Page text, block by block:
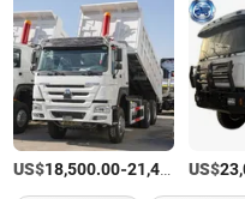
US$18,500.00-21,400.00 /unit
US$